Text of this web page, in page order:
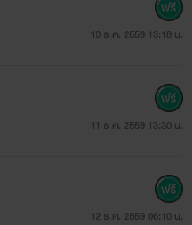
10 ธ.ค. 2559 13:18 น.
11 ธ.ค. 2559 13:30 น.
12 ธ.ค. 2559 06:10 น.